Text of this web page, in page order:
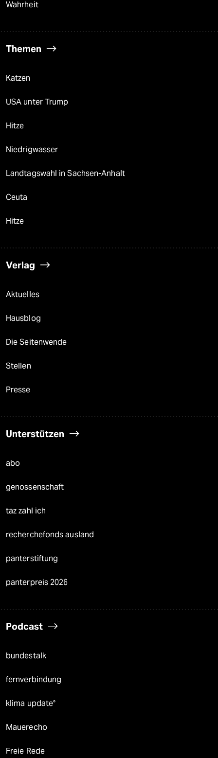
Wahrheit
Themen
Katzen
USA unter Trump
Hitze
Niedrigwasser
Landtagswahl in Sachsen-Anhalt
Ceuta
Hitze
Verlag
Aktuelles
Hausblog
Die Seitenwende
Stellen
Presse
Unterstützen
abo
genossenschaft
taz zahl ich
recherchefonds ausland
panterstiftung
panterpreis 2026
Podcast
bundestalk
fernverbindung
klima update°
Mauerecho
Freie Rede